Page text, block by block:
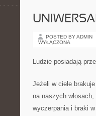
POSTED BY ADMIN
WYŁĄCZONA
Ludzie posiadają
Jeżeli w ciele
na naszych
wyczerpania i braki